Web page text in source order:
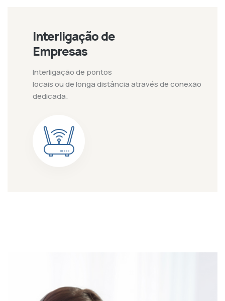
Interligação de
Empresas
Interligação de pontos
locais ou de longa distância através de conexão
dedicada.